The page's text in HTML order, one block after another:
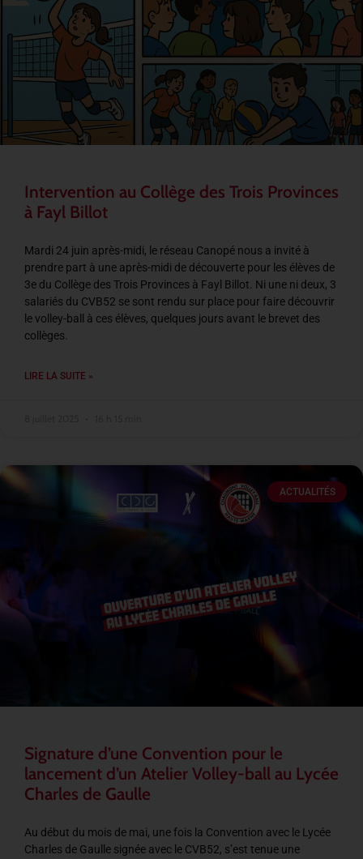
Intervention au Collège des Trois Provinces
à Fayl Billot
Mardi 24 juin après-midi, le réseau Canopé nous a invité à
prendre part à une après-midi de découverte pour les élèves de
3e du Collège des Trois Provinces à Fayl Billot. Ni une ni deux, 3
salariés du CVB52 se sont rendu sur place pour faire découvrir
le volley-ball à ces élèves, quelques jours avant le brevet des
collèges.
LIRE LA SUITE »
ACTUALITÉS
Signature d’une Convention pour le
lancement d’un Atelier Volley-ball au Lycée
Charles de Gaulle
Au début du mois de mai, une fois la Convention avec le Lycée
Charles de Gaulle signée avec le CVB52, s’est tenue une